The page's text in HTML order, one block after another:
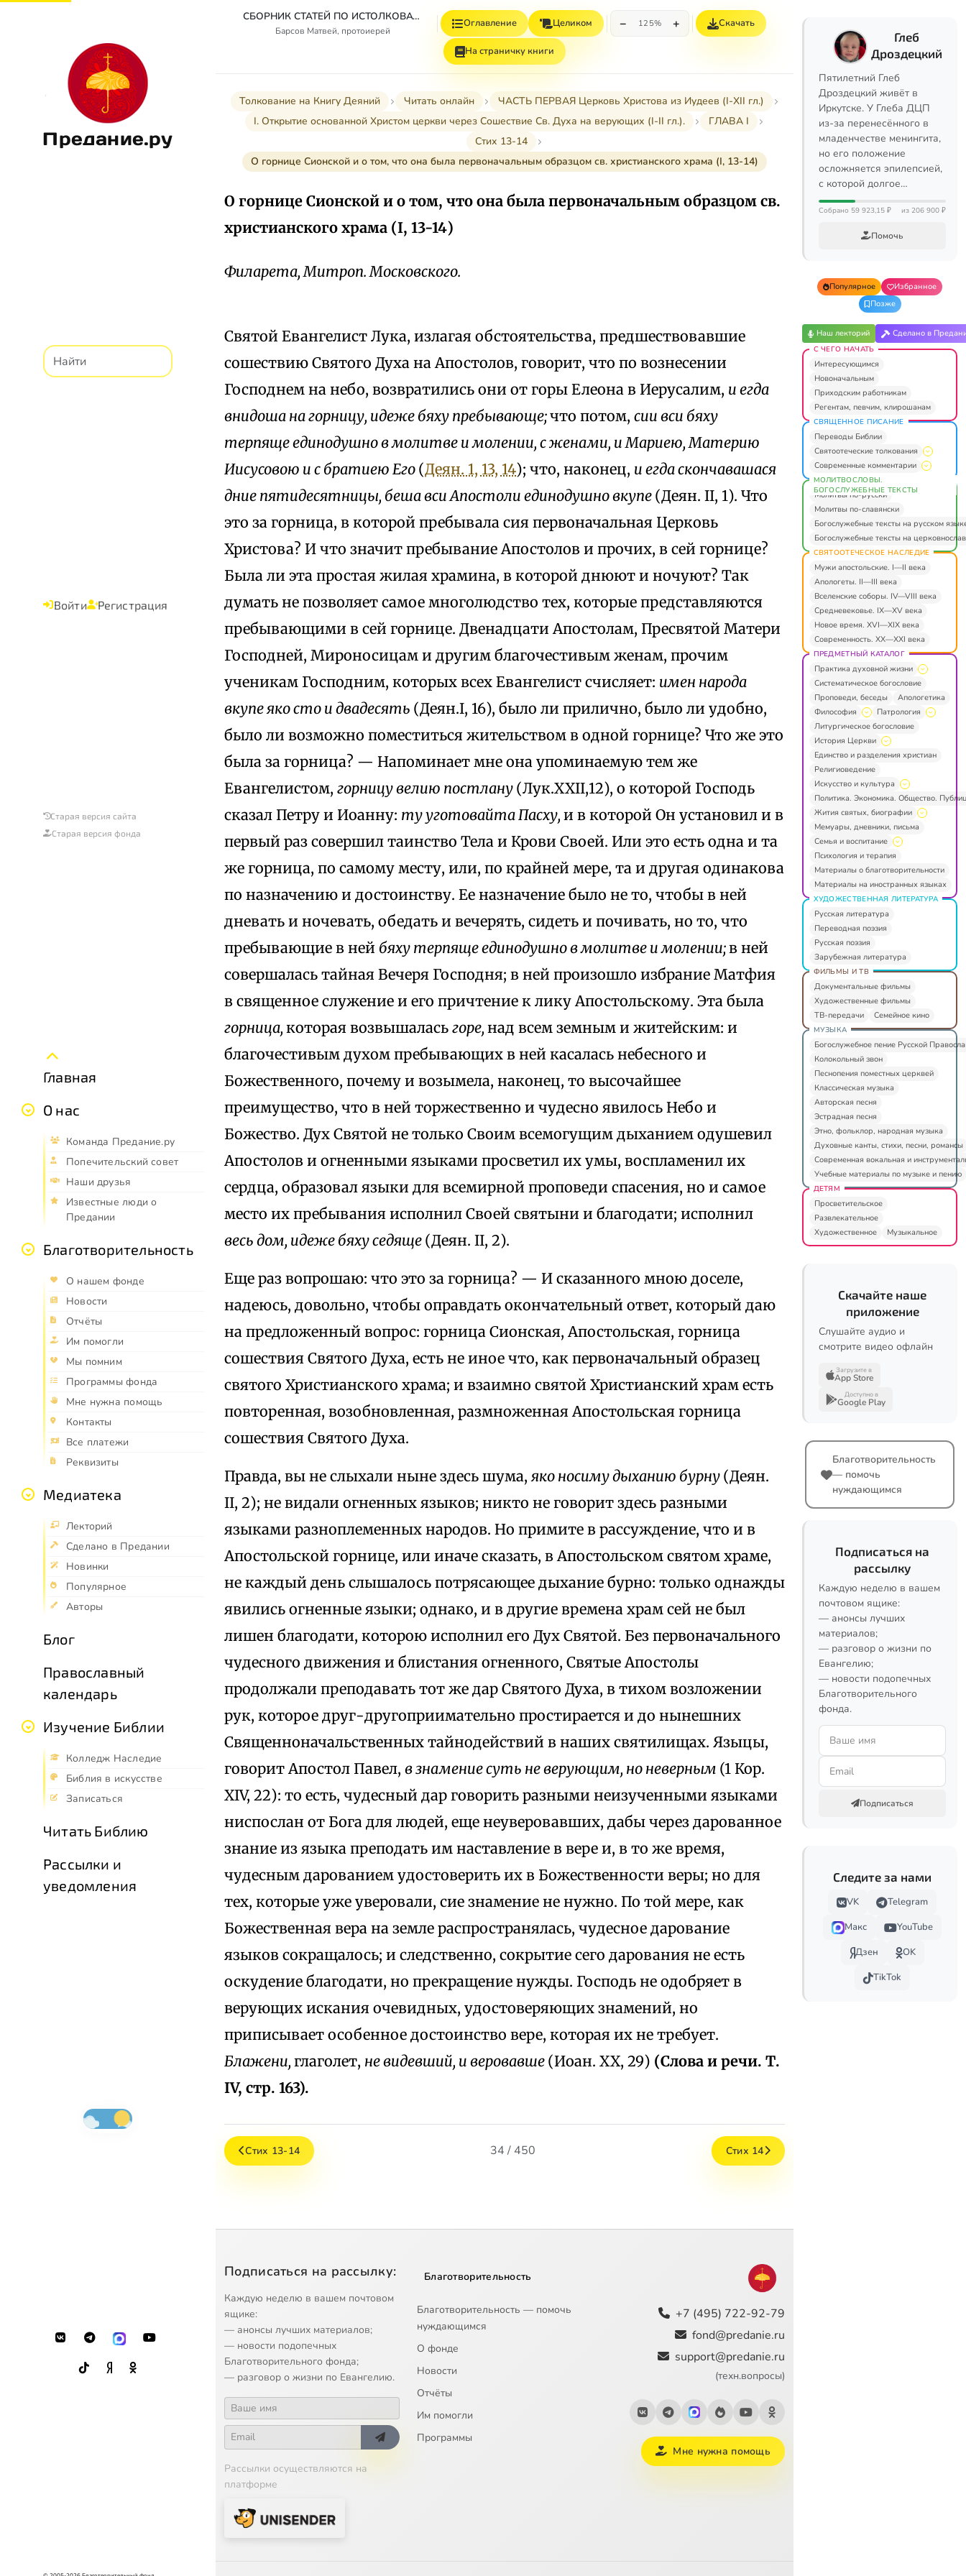
Предание.ру
Войти Регистрация
Старая версия сайта
Старая версия фонда
Главная
О нас
Команда Предание.ру
Попечительский совет
Наши друзья
Известные люди о
Предании
Благотворительность
О нашем фонде
Новости
Отчёты
Им помогли
Мы помним
Программы фонда
Мне нужна помощь
Контакты
Все платежи
Реквизиты
Медиатека
Лекторий
Сделано в Предании
Новинки
Популярное
Авторы
Блог
Православный
календарь
Изучение Библии
Колледж Наследие
Библия в искусстве
Записаться
Читать Библию
Рассылки и
уведомления
СБОРНИК СТАТЕЙ ПО ИСТОЛКОВАТЕЛЬНОМУ И НАЗИДАТЕЛЬНОМУ ЧТЕНИЮ ДЕЯНИЙ СВЯТЫХ АПОСТОЛОВ
Барсов Матвей, протоиерей
Оглавление Целиком − 125% + Скачать
На страничку книги
Толкование на Книгу Деяний Читать онлайн
ЧАСТЬ ПЕРВАЯ Церковь Христова из Иудеев (I-XII гл.)
I. Открытие основанной Христом церкви через Сошествие Св. Духа на верующих (I-II гл.).
ГЛАВА I
Стих 13-14
О горнице Сионской и о том, что она была первоначальным образцом св. христианского храма (I, 13-14)
О горнице Сионской и о том, что она была первоначальным образцом св.
христианского храма (I, 13-14)
Филарета, Митроп. Московского.
Святой Евангелист Лука, излагая обстоятельства, предшествовавшие
сошествию Святого Духа на Апостолов, говорит, что по вознесении
Господнем на небо, возвратились они от горы Елеона в Иерусалим, и егда
внидоша на горницу, идеже бяху пребывающе;что потом, сии вси бяху
терпяще единодушно в молитве и молении, с женами, и Мариею, Материю
Иисусовою и с братиею Его (Деян. 1, 13, 14); что, наконец, и егда скончавашася
дние пятидесятницы, беша вси Апостоли единодушно вкупе (Деян. II, 1). Что
это за горница, в которой пребывала сия первоначальная Церковь
Христова? И что значит пребывание Апостолов и прочих, в сей горнице?
Была ли эта простая жилая храмина, в которой днюют и ночуют? Так
думать не позволяет самое многолюдство тех, которые представляются
пребывающими в сей горнице. Двенадцати Апостолам, Пресвятой Матери
Господней, Мироносицам и другим благочестивым женам, прочим
ученикам Господним, которых всех Евангелист счисляет: имен народа
вкупе яко сто и двадесять (Деян.I, 16), было ли прилично, было ли удобно,
было ли возможно поместиться жительством в одной горнице? Что же это
была за горница? — Напоминает мне она упоминаемую тем же
Евангелистом, горницу велию постлану (Лук.XXII,12), о которой Господь
сказал Петру и Иоанну: ту уготовайта Пасху, и в которой Он установил и в
первый раз совершил таинство Тела и Крови Своей. Или это есть одна и та
же горница, по самому месту, или, по крайней мере, та и другая одинакова
по назначению и достоинству. Ее назначение было не то, чтобы в ней
дневать и ночевать, обедать и вечерять, сидеть и почивать, но то, что
пребывающие в ней бяху терпяще единодушно в молитве и молении;в ней
совершалась тайная Вечеря Господня; в ней произошло избрание Матфия
в священное служение и его причтение к лику Апостольскому. Эта была
горница, которая возвышалась горе, над всем земным и житейским: и
благочестивым духом пребывающих в ней касалась небесного и
Божественного, почему и возымела, наконец, то высочайшее
преимущество, что в ней торжественно и чудесно явилось Небо и
Божество. Дух Святой не только Своим всемогущим дыханием одушевил
Апостолов и огненными языками просветил их умы, воспламенил их
сердца, образовал языки для всемирной проповеди спасения, но и самое
место их пребывания исполнил Своей святыни и благодати; исполнил
весь дом, идеже бяху седяще (Деян. II, 2).
Еще раз вопрошаю: что это за горница? — И сказанного мною доселе,
надеюсь, довольно, чтобы оправдать окончательный ответ, который даю
на предложенный вопрос: горница Сионская, Апостольская, горница
сошествия Святого Духа, есть не иное что, как первоначальный образец
святого Христианского храма; и взаимно святой Христианский храм есть
повторенная, возобновленная, размноженная Апостольская горница
сошествия Святого Духа.
Правда, вы не слыхали ныне здесь шума, яко носиму дыханию бурну (Деян.
II, 2); не видали огненных языков; никто не говорит здесь разными
языками разноплеменных народов. Но примите в рассуждение, что и в
Апостольской горнице, или иначе сказать, в Апостольском святом храме,
не каждый день слышалось потрясающее дыхание бурно: только однажды
явились огненные языки; однако, и в другие времена храм сей не был
лишен благодати, которою исполнил его Дух Святой. Без первоначального
чудесного движения и блистания огненного, Святые Апостолы
продолжали преподавать тот же дар Святого Духа, в тихом возложении
рук, которое друг-другоприимательно простирается и до нынешних
Священноначальственных тайнодействий в наших святилищах. Языцы,
говорит Апостол Павел, в знамение суть не верующим, но неверным (1 Кор.
XIV, 22): то есть, чудесный дар говорить разными неизученными языками
ниспослан от Бога для людей, еще неуверовавших, дабы через дарованное
знание из языка преподать им наставление в вере и, в то же время,
чудесным дарованием удостоверить их в Божественности веры; но для
тех, которые уже уверовали, сие знамение не нужно. По той мере, как
Божественная вера на земле распространялась, чудесное дарование
языков сокращалось; и следственно, сокрытие сего дарования не есть
оскудение благодати, но прекращение нужды. Господь не одобряет в
верующих искания очевидных, удостоверяющих знамений, но
приписывает особенное достоинство вере, которая их не требует.
Блажени, глаголет, не видевший, и веровавше (Иоан. XX, 29) (Слова и речи. Т.
IV, стр. 163).
Стих 13-14 34 / 450 Стих 14
Подписаться на рассылку:
Каждую неделю в вашем почтовом
ящике:
— анонсы лучших материалов;
— новости подопечных
Благотворительного фонда;
— разговор о жизни по Евангелию.
Рассылки осуществляются на
платформе
Благотворительность
Благотворительность — помочь
нуждающимся
О фонде
Новости
Отчёты
Им помогли
Программы
+7 (495) 722-92-79
fond@predanie.ru
support@predanie.ru
(техн.вопросы)
Мне нужна помощь
Глеб
Дроздецкий
Пятилетний Глеб
Дроздецкий живёт в
Иркутске. У Глеба ДЦП
из-за перенесённого в
младенчестве менингита,
но его положение
осложняется эпилепсией,
с которой долгое…
Собрано 59 923,15 ₽ из 206 900 ₽
Помочь
Популярное
Избранное
Позже
Наш лекторий Сделано в
С ЧЕГО НАЧАТЬ
Интересующимся
Новоначальным
Приходским работникам
Регентам, певчим, клирошанам
СВЯЩЕННОЕ ПИСАНИЕ
Переводы Библии
Святоотеческие толкования
Современные комментарии
МОЛИТВОСЛОВЫ.
БОГОСЛУЖЕБНЫЕ ТЕКСТЫ
Молитвы по-русски
Молитвы по-славянски
Богослужебные тексты на русском
Богослужебные тексты на
СВЯТООТЕЧЕСКОЕ НАСЛЕДИЕ
Мужи апостольские. I—II века
Апологеты. II—III века
Вселенские соборы. IV—VIII века
Средневековье. IX—XV века
Новое время. XVI—XIX века
Современность. XX—XXI века
ПРЕДМЕТНЫЙ КАТАЛОГ
Практика духовной жизни
Систематическое богословие
Проповеди, беседы
Апологетика
Философия
Патрология
Литургическое богословие
История Церкви
Единство и разделения христиан
Религиоведение
Искусство и культура
Политика. Экономика. Общество.
Жития святых, биографии
Мемуары, дневники, письма
Семья и воспитание
Психология и терапия
Материалы о благотворительности
Материалы на иностранных языках
ХУДОЖЕСТВЕННАЯ ЛИТЕРАТУРА
Русская литература
Переводная поэзия
Русская поэзия
Зарубежная литература
ФИЛЬМЫ И ТВ
Документальные фильмы
Художественные фильмы
ТВ-передачи
Семейное кино
МУЗЫКА
Богослужебное пение Русской
Колокольный звон
Песнопения поместных церквей
Классическая музыка
Авторская песня
Эстрадная песня
Этно, фольклор, народная музыка
Духовные канты, стихи, песни, романсы
Современная вокальная и
Учебные материалы по музыке и пению
ДЕТЯМ
Просветительское
Развлекательное
Художественное
Музыкальное
Скачайте наше
приложение
Слушайте аудио и
смотрите видео офлайн
Загрузите в
App Store
Доступно в
Google Play
Благотворительность
— помочь
нуждающимся
Подписаться на
рассылку
Каждую неделю в вашем
почтовом ящике:
— анонсы лучших
материалов;
— разговор о жизни по
Евангелию;
— новости подопечных
Благотворительного
фонда.
Подписаться
Следите за нами
VK
Telegram
Макс
YouTube
Дзен
OK
TikTok